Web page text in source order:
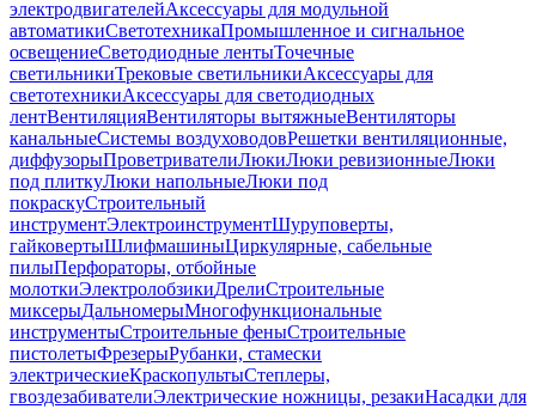
электродвигателейАксессуары для модульной
автоматикиСветотехникаПромышленное и сигнальное
освещениеСветодиодные лентыТочечные
светильникиТрековые светильникиАксессуары для
светотехникиАксессуары для светодиодных
лентВентиляцияВентиляторы вытяжныеВентиляторы
канальныеСистемы воздуховодовРешетки вентиляционные,
диффузорыПроветривателиЛюкиЛюки ревизионныеЛюки
под плиткуЛюки напольныеЛюки под
покраскуСтроительный
инструментЭлектроинструментШуруповерты,
гайковертыШлифмашиныЦиркулярные, сабельные
пилыПерфораторы, отбойные
молоткиЭлектролобзикиДрелиСтроительные
миксерыДальномерыМногофункциональные
инструментыСтроительные феныСтроительные
пистолетыФрезерыРубанки, стамески
электрическиеКраскопультыСтеплеры,
гвоздезабивателиЭлектрические ножницы, резакиНасадки для